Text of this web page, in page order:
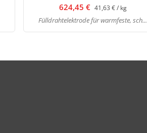
624,45 € 41,63 € / kg
Fülldrahtelektrode für warmfeste, sch...